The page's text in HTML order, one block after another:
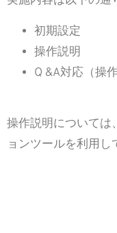
初期設定
操作説明
Q &A対応（操
操作説明については
ョンツールを利用し